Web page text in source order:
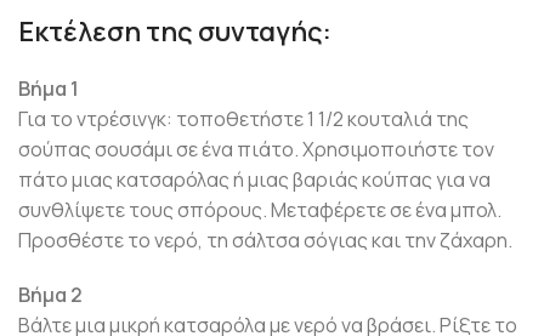
Εκτέλεση της συνταγής:
Βήμα 1
Για το ντρέσινγκ: τοποθετήστε 1 1/2 κουταλιά της
σούπας σουσάμι σε ένα πιάτο. Χρησιμοποιήστε τον
πάτο μιας κατσαρόλας ή μιας βαριάς κούπας για να
συνθλίψετε τους σπόρους. Μεταφέρετε σε ένα μπολ.
Προσθέστε το νερό, τη σάλτσα σόγιας και την ζάχαρη.
Βήμα 2
Βάλτε μια μικρή κατσαρόλα με νερό να βράσει. Ρίξτε το